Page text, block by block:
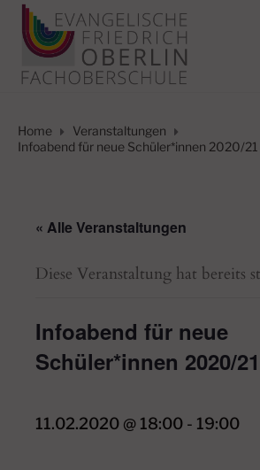
Home
Veranstaltungen
Infoabend für neue Schüler*innen 2020/21
« Alle Veranstaltungen
Diese Veranstaltung hat bereits
Infoabend für neue
Schüler*innen 2020/21
11.02.2020 @ 18:00 - 19:00